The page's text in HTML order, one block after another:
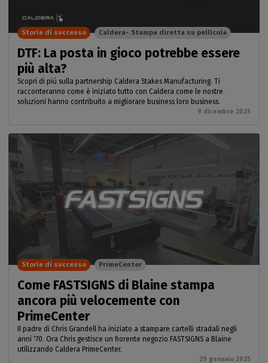
DTF: La posta in gioco potrebbe essere
più alta?
Scopri di più sulla partnership Caldera Stakes Manufacturing. Ti
racconteranno come è iniziato tutto con Caldera come le nostre
soluzioni hanno contribuito a migliorare business loro business.
9 dicembre 2025
Storie di successo Caldera- Stampa diretta su pellicola
Come FASTSIGNS di Blaine stampa
ancora più velocemente con
PrimeCenter
Il padre di Chris Grandell ha iniziato a stampare cartelli stradali negli
anni '70. Ora Chris gestisce un fiorente negozio FASTSIGNS a Blaine
utilizzando Caldera PrimeCenter.
29 gennaio 2025
Storie di successo PrimeCenter